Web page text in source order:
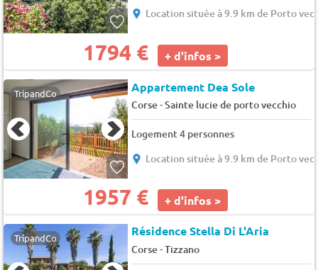
Location située à 9.9 km de Porto
1794 € + d'infos >
TripandCo Appartement Dea Sole
Corse-Sainte lucie de porto vecchio
Logement 4 personnes
Location située à 9.9 km de Porto
1957 € + d'infos >
TripandCo Résidence Stella Di L'Aria
Corse-Tizzano